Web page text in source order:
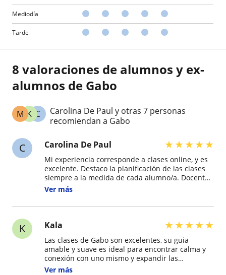
Mediodía
Tarde
8 valoraciones de alumnos y ex-
alumnos de Gabo
C
K
M
Carolina De Paul y otras 7 personas
recomiendan a Gabo
C Carolina De Paul ★★★★★
Mi experiencia corresponde a clases online, y es
excelente. Destaco la planificación de las clases
siempre a la medida de cada alumno/a. Docente
amable, respetuoso, notable en su forma de
óptima. Gracias?
Ver más
K Kala ★★★★★
Las clases de Gabo son excelentes, su guia
amable y suave es ideal para encontrar calma y
conexión con uno mismo y expandir las
posibilidades del cuerpo de una manera segura
Ver más